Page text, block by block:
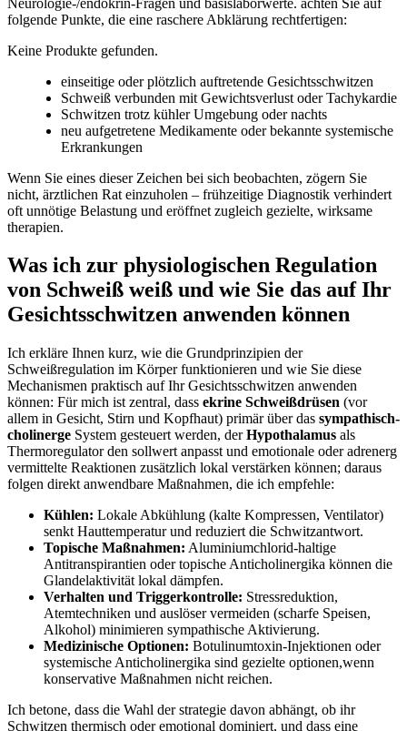
folgende Punkte,⁣ die⁤ eine raschere Abklärung⁢ rechtfertigen:
Keine Produkte gefunden.
einseitige oder​ plötzlich auftretende Gesichtsschwitzen
Schweiß verbunden mit ​Gewichtsverlust oder Tachykardie
Schwitzen trotz kühler Umgebung oder nachts
neu aufgetretene Medikamente​ oder bekannte systemische
⁢Erkrankungen
Wenn Sie eines‌ dieser⁤ Zeichen ​bei sich beobachten,‌ zögern Sie
nicht,⁢ ärztlichen Rat einzuholen – frühzeitige Diagnostik​ verhindert
oft unnötige‍ Belastung ‌und ⁤eröffnet zugleich gezielte,‌ wirksame
therapien.
Was​ ich zur physiologischen Regulation
von Schweiß weiß und⁣ wie Sie das auf Ihr
Gesichtsschwitzen anwenden können
Ich⁤ erkläre Ihnen kurz, wie die Grundprinzipien der
Schweißregulation⁤ im Körper funktionieren und wie Sie diese
Mechanismen praktisch‌ auf Ihr ⁣Gesichtsschwitzen anwenden
können: ​Für mich⁤ ist zentral,⁢ dass‍ ekrine Schweißdrüsen (vor
allem in ⁤Gesicht,⁤ Stirn ‌und Kopfhaut) ⁤primär über das sympathisch-
cholinerge System gesteuert werden, derHypothalamus als
Thermoregulator den ‍sollwert anpasst und emotionale oder ⁣adrenerg
vermittelte Reaktionen zusätzlich lokal​ verstärken können; daraus
folgen ⁤direkt⁣ anwendbare Maßnahmen, ⁢die ich ⁢empfehle: ‌
Kühlen: Lokale Abkühlung (kalte Kompressen, Ventilator)
senkt ⁤Hauttemperatur und reduziert die⁢ Schwitzantwort.
Topische Maßnahmen: Aluminiumchlorid-haltige
Antitranspirantien⁢ oder‌ topische Anticholinergika können die
Glandelaktivität lokal dämpfen.
Verhalten und⁢ Triggerkontrolle: ⁢Stressreduktion, ​
Atemtechniken und auslöser vermeiden (scharfe Speisen,
Alkohol) minimieren sympathische ​Aktivierung.
Medizinische Optionen: Botulinumtoxin-Injektionen oder
systemische Anticholinergika ⁢sind gezielte optionen,wenn
⁤konservative Maßnahmen nicht reichen.
Ich‌ betone, dass ⁤die Wahl der strategie davon abhängt, ob ‍ihr
Schwitzen ‌thermisch⁤ oder emotional dominiert, und dass ⁤eine